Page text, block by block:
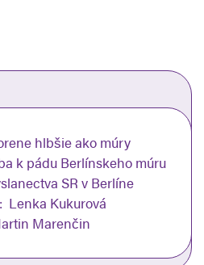
hlbšie ako múry
k pádu Berlínskeho múru
SR v Berlíne
Lenka Kukurová
Marenčin